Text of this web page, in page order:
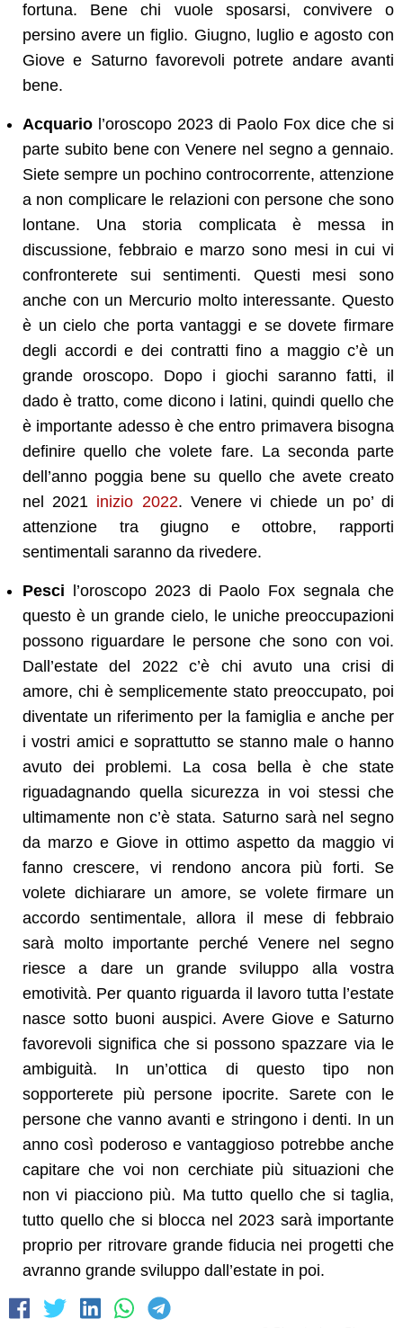
fortuna. Bene chi vuole sposarsi, convivere o
persino avere un figlio. Giugno, luglio e agosto con
Giove e Saturno favorevoli potrete andare avanti
bene.
Acquario l’oroscopo 2023 di Paolo Fox dice che si
parte subito bene con Venere nel segno a gennaio.
Siete sempre un pochino controcorrente, attenzione
a non complicare le relazioni con persone che sono
lontane. Una storia complicata è messa in
discussione, febbraio e marzo sono mesi in cui vi
confronterete sui sentimenti. Questi mesi sono
anche con un Mercurio molto interessante. Questo
è un cielo che porta vantaggi e se dovete firmare
degli accordi e dei contratti fino a maggio c’è un
grande oroscopo. Dopo i giochi saranno fatti, il
dado è tratto, come dicono i latini, quindi quello che
è importante adesso è che entro primavera bisogna
definire quello che volete fare. La seconda parte
dell’anno poggia bene su quello che avete creato
nel 2021 inizio 2022. Venere vi chiede un po’ di
attenzione tra giugno e ottobre, rapporti
sentimentali saranno da rivedere.
Pesci l’oroscopo 2023 di Paolo Fox segnala che
questo è un grande cielo, le uniche preoccupazioni
possono riguardare le persone che sono con voi.
Dall’estate del 2022 c’è chi avuto una crisi di
amore, chi è semplicemente stato preoccupato, poi
diventate un riferimento per la famiglia e anche per
i vostri amici e soprattutto se stanno male o hanno
avuto dei problemi. La cosa bella è che state
riguadagnando quella sicurezza in voi stessi che
ultimamente non c’è stata. Saturno sarà nel segno
da marzo e Giove in ottimo aspetto da maggio vi
fanno crescere, vi rendono ancora più forti. Se
volete dichiarare un amore, se volete firmare un
accordo sentimentale, allora il mese di febbraio
sarà molto importante perché Venere nel segno
riesce a dare un grande sviluppo alla vostra
emotività. Per quanto riguarda il lavoro tutta l’estate
nasce sotto buoni auspici. Avere Giove e Saturno
favorevoli significa che si possono spazzare via le
ambiguità. In un’ottica di questo tipo non
sopporterete più persone ipocrite. Sarete con le
persone che vanno avanti e stringono i denti. In un
anno così poderoso e vantaggioso potrebbe anche
capitare che voi non cerchiate più situazioni che
non vi piacciono più. Ma tutto quello che si taglia,
tutto quello che si blocca nel 2023 sarà importante
proprio per ritrovare grande fiducia nei progetti che
avranno grande sviluppo dall’estate in poi.